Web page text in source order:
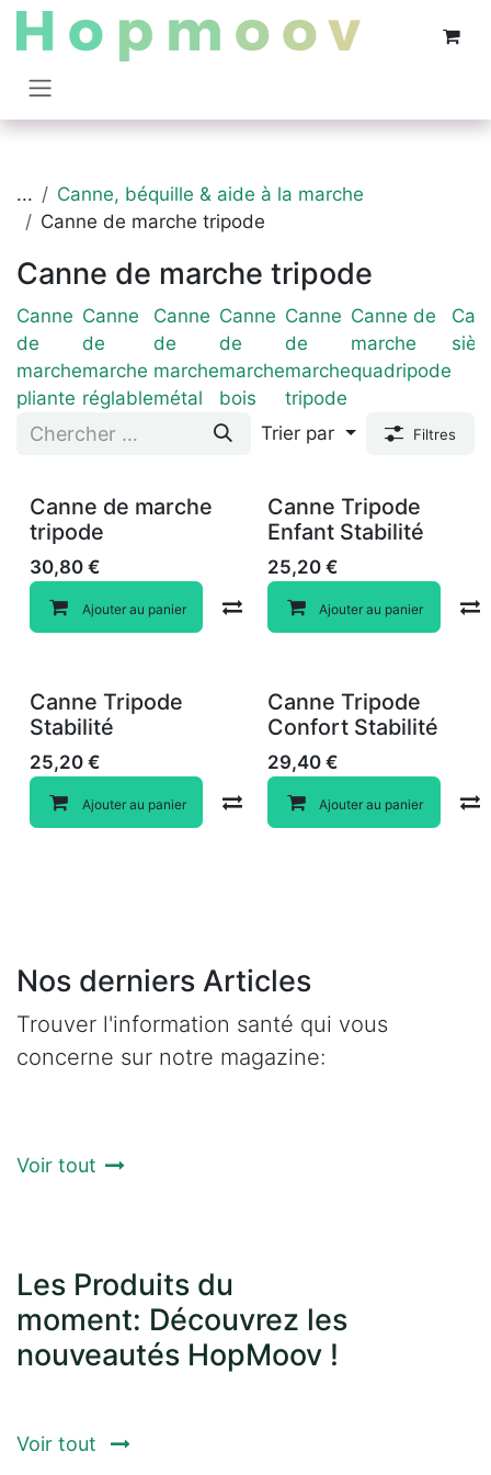
Se rendre au contenu
...
Canne, béquille & aide à la marche
Canne de marche tripode
Canne de marche tripode
Canne
de
marche
pliante
Canne
de
marche
réglable
Canne
de
marche
métal
Canne
de
marche
bois
Canne
de
marche
tripode
Canne de
marche
quadripode
Trier par Filtres
Canne de marche
tripode
30,80 €
Ajouter au panier Compare
Canne Tripode
Enfant Stabilité
25,20€
Ajouter au panier
Canne Tripode
Stabilité
25,20 €
Ajouter au panier Compare
Canne Tripode
Confort Stabilité
29,40€
Ajouter au panier
Nos derniers Articles
Trouver l'information santé qui vous
concerne sur notre magazine:
Voir tout
Les Produits du
moment: Découvrez les
nouveautés HopMoov !
Voir tout